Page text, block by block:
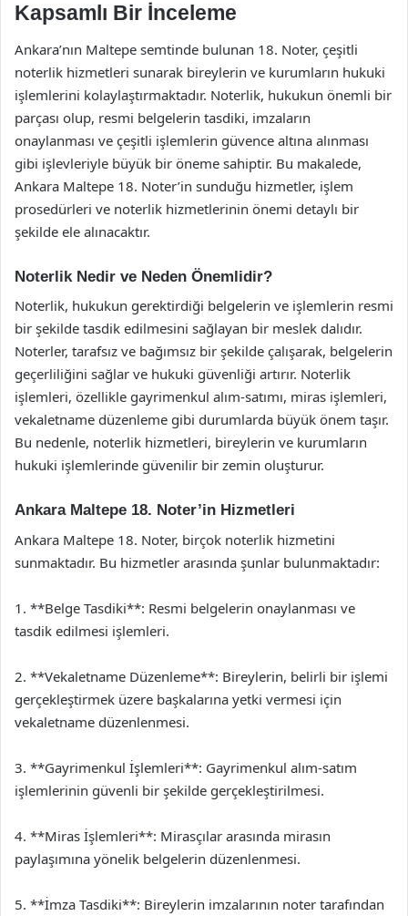
Kapsamlı Bir İnceleme
Ankara’nın Maltepe semtinde bulunan 18. Noter, çeşitli
noterlik hizmetleri sunarak bireylerin ve kurumların hukuki
işlemlerini kolaylaştırmaktadır. Noterlik, hukukun önemli bir
parçası olup, resmi belgelerin tasdiki, imzaların
onaylanması ve çeşitli işlemlerin güvence altına alınması
gibi işlevleriyle büyük bir öneme sahiptir. Bu makalede,
Ankara Maltepe 18. Noter’in sunduğu hizmetler, işlem
prosedürleri ve noterlik hizmetlerinin önemi detaylı bir
şekilde ele alınacaktır.
Noterlik Nedir ve Neden Önemlidir?
Noterlik, hukukun gerektirdiği belgelerin ve işlemlerin resmi
bir şekilde tasdik edilmesini sağlayan bir meslek dalıdır.
Noterler, tarafsız ve bağımsız bir şekilde çalışarak, belgelerin
geçerliliğini sağlar ve hukuki güvenliği artırır. Noterlik
işlemleri, özellikle gayrimenkul alım-satımı, miras işlemleri,
vekaletname düzenleme gibi durumlarda büyük önem taşır.
Bu nedenle, noterlik hizmetleri, bireylerin ve kurumların
hukuki işlemlerinde güvenilir bir zemin oluşturur.
Ankara Maltepe 18. Noter’in Hizmetleri
Ankara Maltepe 18. Noter, birçok noterlik hizmetini
sunmaktadır. Bu hizmetler arasında şunlar bulunmaktadır:
1. **Belge Tasdiki**: Resmi belgelerin onaylanması ve
tasdik edilmesi işlemleri.
2. **Vekaletname Düzenleme**: Bireylerin, belirli bir işlemi
gerçekleştirmek üzere başkalarına yetki vermesi için
vekaletname düzenlenmesi.
3. **Gayrimenkul İşlemleri**: Gayrimenkul alım-satım
işlemlerinin güvenli bir şekilde gerçekleştirilmesi.
4. **Miras İşlemleri**: Mirasçılar arasında mirasın
paylaşımına yönelik belgelerin düzenlenmesi.
5. **İmza Tasdiki**: Bireylerin imzalarının noter tarafından